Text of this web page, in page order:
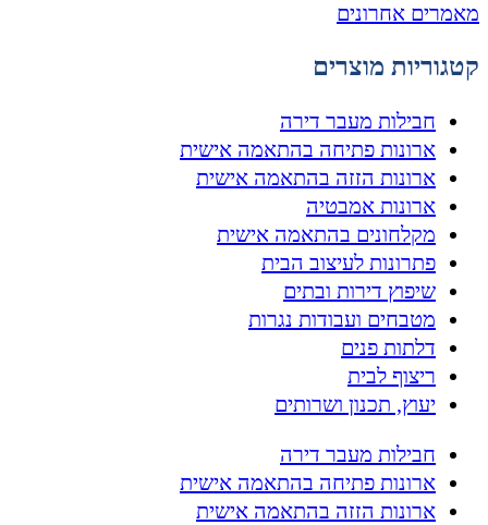
מאמרים אחרונים
קטגוריות מוצרים
חבילות מעבר דירה
ארונות פתיחה בהתאמה אישית
ארונות הזזה בהתאמה אישית
ארונות אמבטיה
מקלחונים בהתאמה אישית
פתרונות לעיצוב הבית
שיפוץ דירות ובתים
מטבחים ועבודות נגרות
דלתות פנים
ריצוף לבית
יעוץ, תכנון ושרותים
חבילות מעבר דירה
ארונות פתיחה בהתאמה אישית
ארונות הזזה בהתאמה אישית